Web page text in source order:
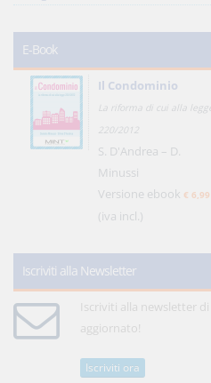
E-Book
Il Condominio
La riforma di cui alla
220/2012
S. D'Andrea – D.
Minussi
Versione ebook € 6,99
(iva incl.)
Iscriviti alla Newsletter
Iscriviti alla newsletter
aggiornato!
Iscriviti ora